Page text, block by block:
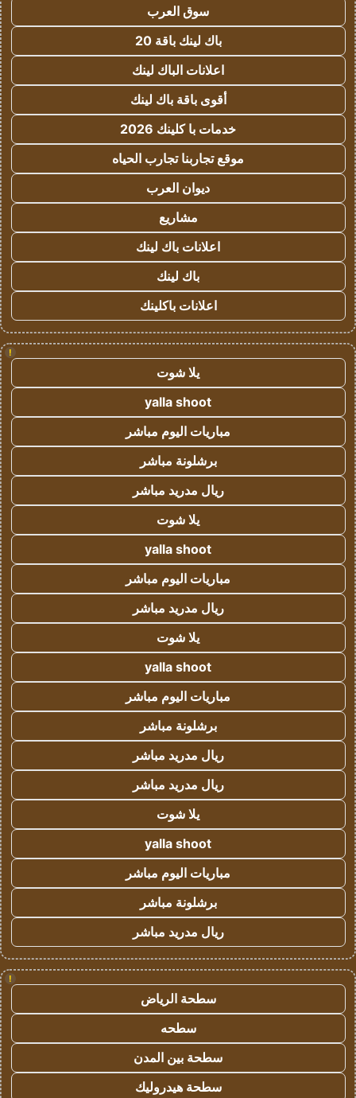
سوق العرب
باك لينك باقة 20
اعلانات الباك لينك
أقوى باقة باك لينك
خدمات با كلينك 2026
موقع تجاربنا تجارب الحياه
ديوان العرب
مشاريع
اعلانات باك لينك
باك لينك
اعلانات باكلينك
!
يلا شوت
yalla shoot
مباريات اليوم مباشر
برشلونة مباشر
ريال مدريد مباشر
يلا شوت
yalla shoot
مباريات اليوم مباشر
ريال مدريد مباشر
يلا شوت
yalla shoot
مباريات اليوم مباشر
برشلونة مباشر
ريال مدريد مباشر
ريال مدريد مباشر
يلا شوت
yalla shoot
مباريات اليوم مباشر
برشلونة مباشر
ريال مدريد مباشر
!
سطحة الرياض
سطحه
سطحة بين المدن
سطحة هيدروليك